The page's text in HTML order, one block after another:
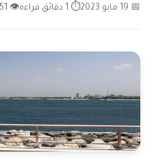
📅 19 مايو 2023 ⏱ 1 دقائق قراءة 👁 51 مشاهدة